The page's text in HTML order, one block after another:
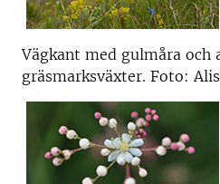
Vägkant med gulmåra och
gräsmarksväxter. Foto: